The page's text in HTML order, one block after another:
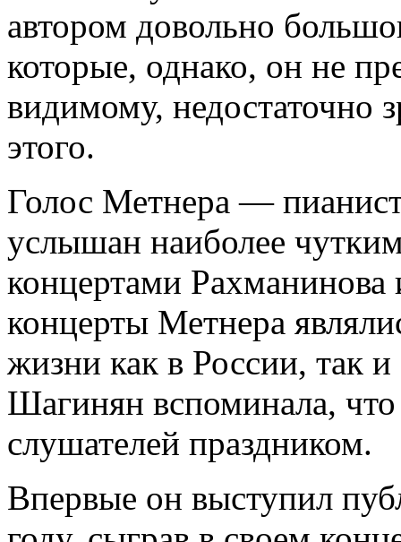
автором довольно
которые, однако, он не
видимому, недостаточно
этого.
Голос Метнера —
услышан наиболее
концертами Рахманинова
концерты Метнера
жизни как в России, так
Шагинян вспоминала,
слушателей праздником.
Впервые он выступил